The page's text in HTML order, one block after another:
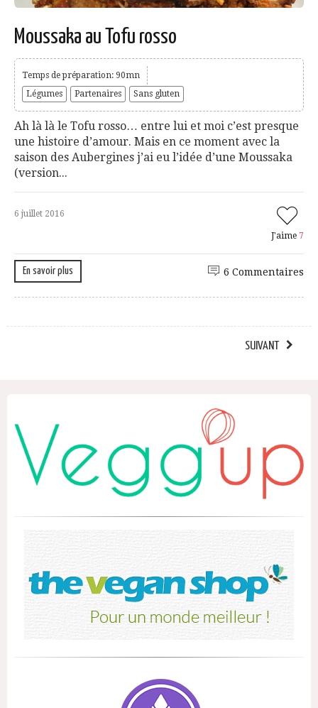
Moussaka au Tofu rosso
Temps de préparation: 90mn
Légumes
Partenaires Sans gluten
Ah là là le Tofu rosso… entre lui et moi c’est presque
une histoire d’amour. Mais en ce moment avec la
saison des Aubergines j’ai eu l’idée d’une Moussaka
(version...
6 juillet 2016
J'aime 7
En savoir plus 6 Commentaires
SUIVANT